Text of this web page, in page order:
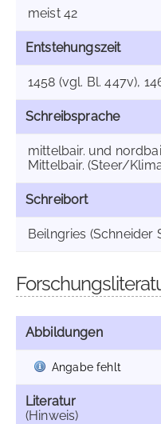
meist 42
Entstehungszeit
1458 (vgl. Bl. 447v),
Schreibsprache
mittelbair. und
Mittelbair. (Steer/
Schreibort
Beilngries (Schneider
Abbildungen
Angabe fehlt
Literatur
(Hinweis)